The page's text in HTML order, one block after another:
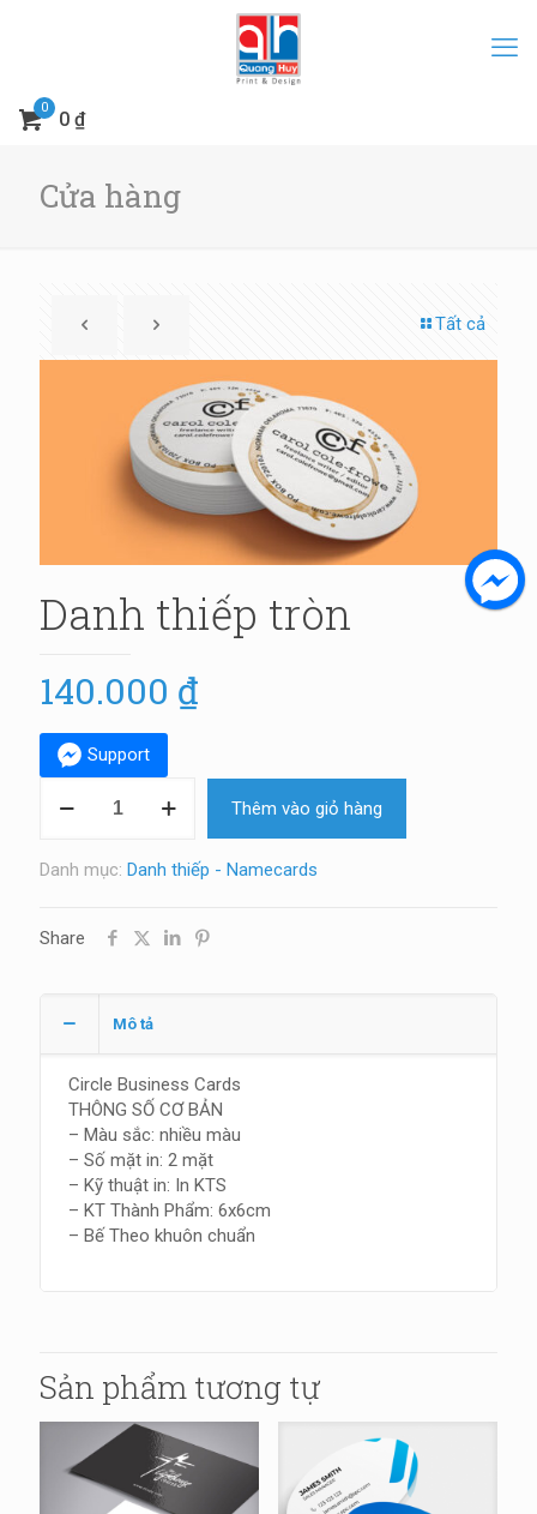
0
0 ₫
Cửa hàng
Tất cả
Danh thiếp tròn
140.000 ₫
Support
thiếp
số
Thêm vào giỏ hàng
Danh mục: Danh thiếp - Namecards
Share
Mô tả
Circle Business Cards
THÔNG SỐ CƠ BẢN
– Màu sắc: nhiều màu
– Số mặt in: 2 mặt
– Kỹ thuật in: In KTS
– KT Thành Phẩm: 6x6cm
– Bế Theo khuôn chuẩn
Sản phẩm tương tự